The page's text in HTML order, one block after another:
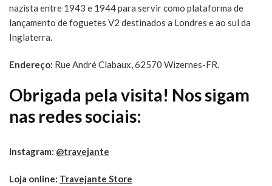
nazista entre 1943 e 1944 para servir como plataforma de
lançamento de foguetes V2 destinados a Londres e ao sul da
Inglaterra.
Endereço: Rue André Clabaux, 62570 Wizernes-FR.
Obrigada pela visita! Nos sigam
nas redes sociais:
Instagram: @travejante
Loja online: Travejante Store